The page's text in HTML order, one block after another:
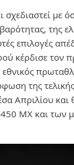
σχεδιαστεί με
της
επιλογές
κέρδισε τον
της
Απριλίου και
MX και των